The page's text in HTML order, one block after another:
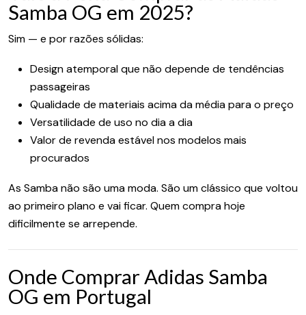
Samba OG em 2025?
Sim — e por razões sólidas:
Design atemporal que não depende de tendências
passageiras
Qualidade de materiais acima da média para o preço
Versatilidade de uso no dia a dia
Valor de revenda estável nos modelos mais
procurados
As Samba não são uma moda. São um clássico que voltou
ao primeiro plano e vai ficar. Quem compra hoje
dificilmente se arrepende.
Onde Comprar Adidas Samba
OG em Portugal